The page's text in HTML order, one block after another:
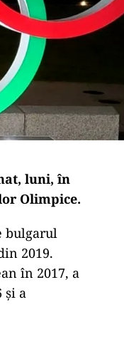
luni, în
Olimpice.
bulgarul
2019.
în 2017, a
şi a